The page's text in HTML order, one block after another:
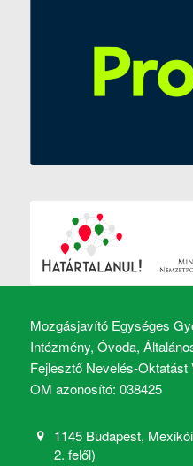
Mozgásjavító Egységes
Intézmény, Óvoda,
Fejlesztő Nevelés-
OM azonosító: 038425
1145 Budapest,
2. felől)